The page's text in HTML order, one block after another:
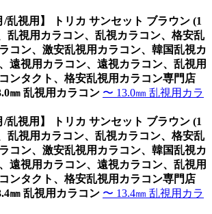
/乱視用】 トリカ サンセット ブラウン (1
乱視用カラコン、乱視カラコン、格安乱
コン、激安乱視用カラコン、韓国乱視カ
遠視用カラコン、遠視カラコン、乱視用
ンタクト、格安乱視用カラコン専門店
㎜ 乱視用カラコン 〜 13.0㎜ 乱視用カラ
/乱視用】 トリカ サンセット ブラウン (1
乱視用カラコン、乱視カラコン、格安乱
コン、激安乱視用カラコン、韓国乱視カ
遠視用カラコン、遠視カラコン、乱視用
ンタクト、格安乱視用カラコン専門店
㎜ 乱視用カラコン 〜 13.4㎜ 乱視用カラ